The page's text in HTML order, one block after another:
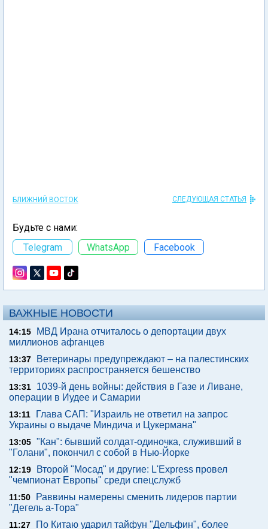
БЛИЖНИЙ ВОСТОК СЛЕДУЮЩАЯ СТАТЬЯ
Будьте с нами:
Telegram
WhatsApp Facebook
ВАЖНЫЕ НОВОСТИ
14:15
МВД Ирана отчиталось о депортации двух
миллионов афганцев
13:37
Ветеринары предупреждают – на палестинских
территориях распространяется бешенство
13:31
1039-й день войны: действия в Газе и Ливане,
операции в Иудее и Самарии
13:11
Глава САП: "Израиль не ответил на запрос
Украины о выдаче Миндича и Цукермана"
13:05 "Кан": бывший солдат-одиночка, служивший в
"Голани", покончил с собой в Нью-Йорке
12:19
Второй "Мосад" и другие: L'Express провел
"чемпионат Европы" среди спецслужб
11:50
Раввины намерены сменить лидеров партии
"Дегель а-Тора"
11:27 По Китаю ударил тайфун "Дельфин", более